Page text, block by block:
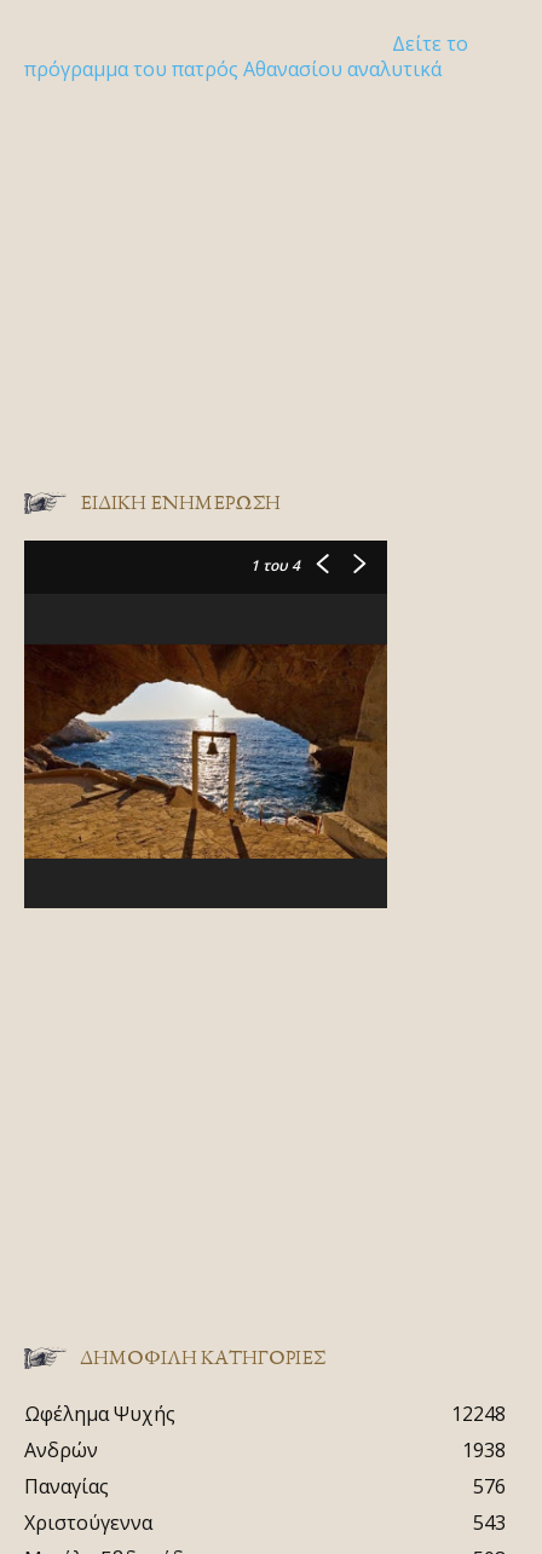
Δείτε το
πρόγραμμα του πατρός Αθανασίου αναλυτικά
ΕΙΔΙΚΉ ΕΝΗΜΈΡΩΣΗ
1 του 4
ΔΗΜΟΦΙΛΗ ΚΑΤΗΓΟΡΙΕΣ
Ωφέλημα Ψυχής
12248
Ανδρών
1938
Παναγίας
576
Χριστούγεννα
543